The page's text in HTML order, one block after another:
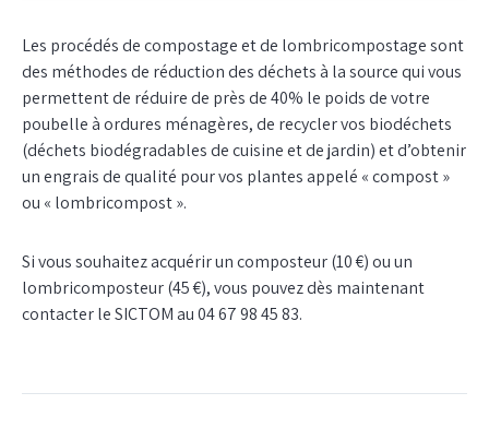
Les procédés de compostage et de lombricompostage sont
des méthodes de réduction des déchets à la source qui vous
permettent de réduire de près de 40% le poids de votre
poubelle à ordures ménagères, de recycler vos biodéchets
(déchets biodégradables de cuisine et de jardin) et d’obtenir
un engrais de qualité pour vos plantes appelé « compost »
ou « lombricompost ».
Si vous souhaitez acquérir un composteur (10 €) ou un
lombricomposteur (45 €), vous pouvez dès maintenant
contacter le SICTOM au 04 67 98 45 83.